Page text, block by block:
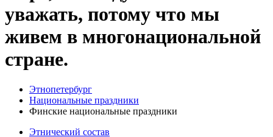
уважать, потому что мы
живем в многонациональной
стране.
Этнопетербург
Национальные праздники
Финские национальные праздники
Этнический состав